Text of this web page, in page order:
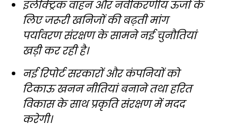
इलेक्ट्रिक वाहन और नवीकरणीय ऊर्जा के
लिए जरूरी खनिजों की बढ़ती मांग
पर्यावरण संरक्षण के सामने नई चुनौतियां
खड़ी कर रही है।
नई रिपोर्ट सरकारों और कंपनियों को
टिकाऊ खनन नीतियां बनाने तथा हरित
विकास के साथ प्रकृति संरक्षण में मदद
करेगी।